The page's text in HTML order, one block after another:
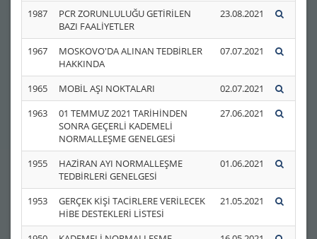
1987
PCR ZORUNLULUĞU GETİRİLEN
BAZI FAALİYETLER
23.08.2021
1967
MOSKOVO'DA ALINAN TEDBİRLER
HAKKINDA
07.07.2021
1965 MOBİL AŞI NOKTALARI
02.07.2021
1963
01 TEMMUZ 2021 TARİHİNDEN
SONRA GEÇERLİ KADEMELİ
NORMALLEŞME GENELGESİ
27.06.2021
1955
HAZİRAN AYI NORMALLEŞME
TEDBİRLERİ GENELGESİ
01.06.2021
1953
GERÇEK KİŞİ TACİRLERE VERİLECEK
HİBE DESTEKLERİ LİSTESİ
21.05.2021